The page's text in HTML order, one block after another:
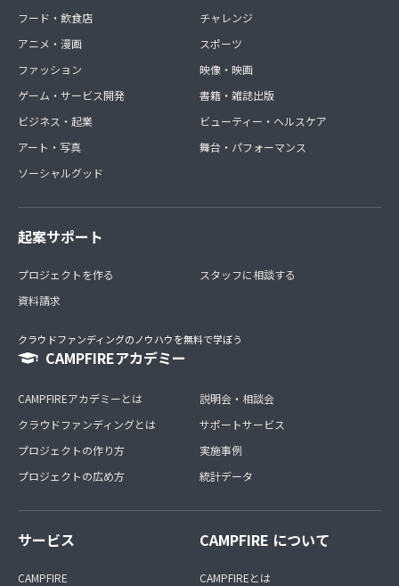
フード・飲食店
アニメ・漫画
ファッション
ゲーム・サービス開発
ビジネス・起業
アート・写真
ソーシャルグッド
チャレンジ
スポーツ
映像・映画
書籍・雑誌出版
ビューティー・ヘルスケア
舞台・パフォーマンス
起案サポート
プロジェクトを作る
資料請求
スタッフに相談する
クラウドファンディングのノウハウを無料で学ぼう
CAMPFIREアカデミー
CAMPFIREアカデミーとは
クラウドファンディングとは
プロジェクトの作り方
プロジェクトの広め方
説明会・相談会
サポートサービス
実施事例
統計データ
サービス
CAMPFIRE
CAMPFIRE について
CAMPFIREとは